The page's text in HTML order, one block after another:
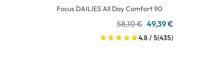
Focus DAILIES All Day Comfort 90
58,10 € 49,39 €
4.8 / 5(435)